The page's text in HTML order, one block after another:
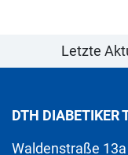
Letzte
DTH DIABETIKER
Waldenstraße 13a